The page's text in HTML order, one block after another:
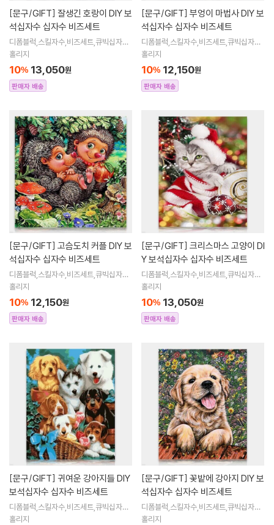
[문구/GIFT]
석십자수 십자수 비즈세트
디폼블럭,스킬자수,비즈세트,큐빅십자수,
큐빅비즈,보석십자수액자,어린이보석십
수해바라
홀리지
10% 13,050원
판매자 배송
[문구/GIFT]
석십자수 십자수 비즈세트
디폼블럭,스킬자수,비즈세트,큐빅십자수,
큐빅비즈,보석십자수액자,어린이보석십
수해바라
홀리지
10% 12,150원
판매자 배송
[문구/GIFT]
석십자수 십자수 비즈세트
디폼블럭,스킬자수,비즈세트,큐빅십자수,
큐빅비즈,보석십자수액자,어린이보석십
수해바라
홀리지
10% 12,150원
판매자 배송
[문구/GIFT]
Y 보석십자수 십자수 비즈세트
디폼블럭,스킬자수,비즈세트,큐빅십자수,
큐빅비즈,보석십자수액자,어린이보석십
수해바라
홀리지
10% 13,050원
판매자 배송
[문구/GIFT]
보석십자수 십자수 비즈세트
디폼블럭,스킬자수,비즈세트,큐빅십자수,
큐빅비즈,보석십자수액자,어린이보석십
홀리지
[문구/GIFT]
석십자수 십자수 비즈세트
디폼블럭,스킬자수,비즈세트,큐빅십자수,
큐빅비즈,보석십자수액자,어린이보석십
홀리지